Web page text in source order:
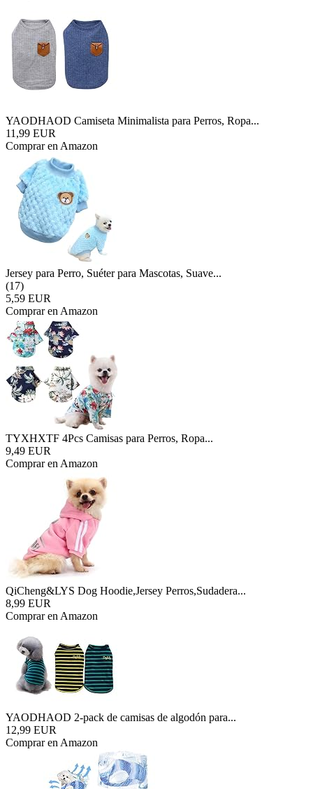
YAODHAOD Camiseta Minimalista para Perros, Ropa...
11,99 EUR
Comprar en Amazon
Jersey para Perro, Suéter para Mascotas, Suave...
(17)
5,59 EUR
Comprar en Amazon
TYXHXTF 4Pcs Camisas para Perros, Ropa...
9,49 EUR
Comprar en Amazon
QiCheng&LYS Dog Hoodie,Jersey Perros,Sudadera...
8,99 EUR
Comprar en Amazon
YAODHAOD 2-pack de camisas de algodón para...
12,99 EUR
Comprar en Amazon